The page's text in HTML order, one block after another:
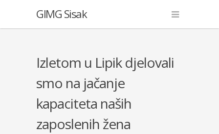
GIMG Sisak
Izletom u Lipik djelovali
smo na jačanje
kapaciteta naših
zaposlenih žena